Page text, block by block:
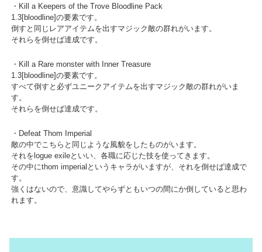
・Kill a Keepers of the Trove Bloodline Pack
1.3[bloodline]の要素です。
倒すと同じレアアイテムを出すマジック敵の群れがいます。
それらを倒せば達成です。
・Kill a Rare monster with Inner Treasure
1.3[bloodline]の要素です。
すべて倒すと必ずユニークアイテムを出すマジック敵の群れがいま
す。
それらを倒せば達成です。
・Defeat Thom Imperial
敵の中でこちらと同じような風貌をしたものがいます。
それをlogue exileといい、各職に応じた技を使ってきます。
その中にthom imperialというキャラがいますが、それを倒せば達成で
す。
強くはないので、意識してやらずともいつの間にか倒していると思わ
れます。